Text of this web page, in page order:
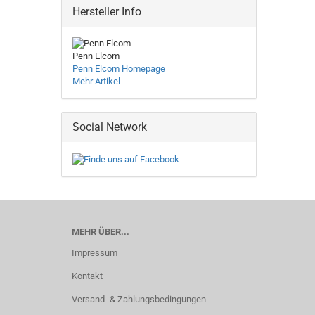
Hersteller Info
Penn Elcom
Penn Elcom Homepage
Mehr Artikel
Social Network
MEHR ÜBER...
Impressum
Kontakt
Versand- & Zahlungsbedingungen